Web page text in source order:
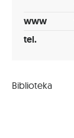
www
tel.
Biblioteka